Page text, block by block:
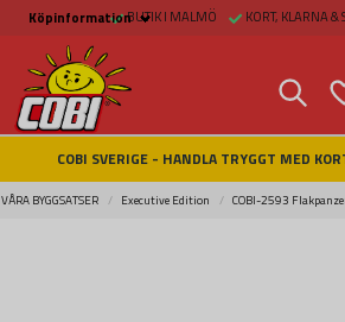
Köpinformation
Köpinformation
Köpvillkor
Betalsätt och Frakt
Beställ online hos
Fritid & Prylar
Fakta om Cobi Blocks
COBI BUTIK I MALMÖ
Kontakta oss
BUTIK I MALMÖ KORT, KLARNA &
COBI SVERIGE - HANDLA TRYGGT MED
VÅRA BYGGSATSER Executive Edition COBI-2593